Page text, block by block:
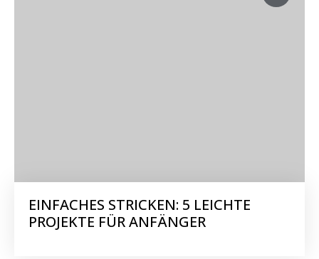
EINFACHES STRICKEN: 5 LEICHTE
PROJEKTE FÜR ANFÄNGER